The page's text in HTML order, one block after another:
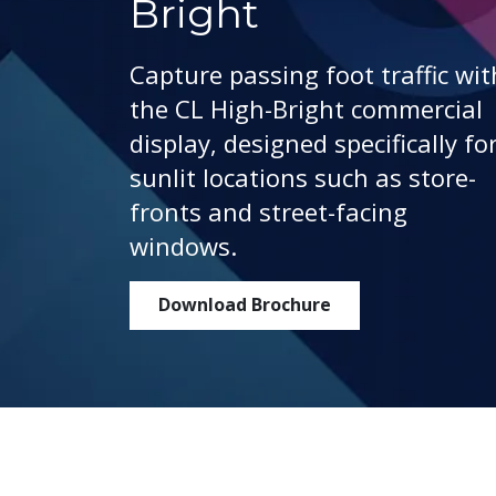
Bright
Capture passing foot traffic
the CL High-Bright commercial
display, designed specifically
sunlit locations such as store-
fronts and street-facing
windows.
Download Brochure